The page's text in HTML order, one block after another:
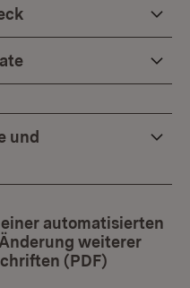
und
automatisierten
weiterer
(PDF)